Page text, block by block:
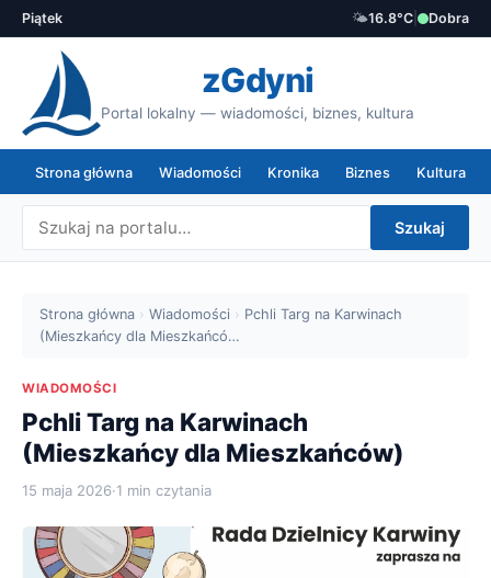
Piątek 🌤️16.8°C Dobra
zGdyni
Portal lokalny — wiadomości, biznes, kultura
Strona główna Wiadomości Kronika Biznes Kultura
Szukaj
Strona główna › Wiadomości › Pchli Targ na Karwinach
(Mieszkańcy dla Mieszkańcó…
WIADOMOŚCI
Pchli Targ na Karwinach
(Mieszkańcy dla Mieszkańców)
15 maja 2026·1 min czytania